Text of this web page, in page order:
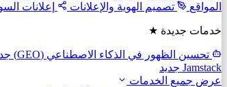
المواقع
تصميم الهوية والإعلانات إعلانات
خدمات جديدة ★
تحسين الظهور في الذكاء الاصطناعي (GEO)
Jamstack جديد
عرض جميع الخدمات